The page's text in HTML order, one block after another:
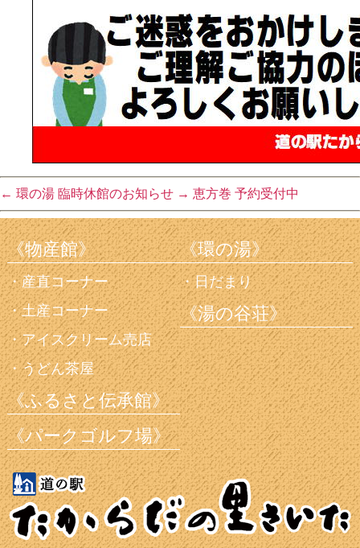
← 環の湯 臨時休館のお知らせ → 恵方巻 予約受付中
《物産館》
産直コーナー
土産コーナー
アイスクリーム売店
うどん茶屋
《ふるさと伝承館》
《パークゴルフ場》
《環の湯》
日だまり
《湯の谷荘》